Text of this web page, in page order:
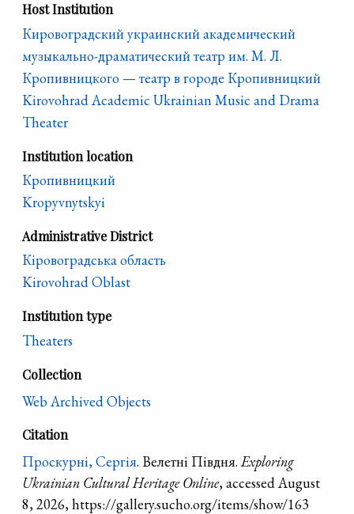
Host Institution
Кировоградский украинский академический
музыкально-драматический театр им. М. Л.
Кропивницкого — театр в городе Кропивницкий
Kirovohrad Academic Ukrainian Music and Drama
Theater
Institution location
Кропивницкий
Kropyvnytskyi
Administrative District
Кіровоградська область
Kirovohrad Oblast
Institution type
Theaters
Collection
Web Archived Objects
Citation
Проскурні, Сергія. Велетні Півдня.Exploring
Ukrainian Cultural Heritage Online, accessed August
8, 2026, https://gallery.sucho.org/items/show/163